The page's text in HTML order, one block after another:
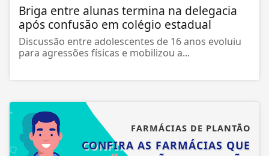
Briga entre alunas termina na delegacia
após confusão em colégio estadual
Discussão entre adolescentes de 16 anos evoluiu
para agressões físicas e mobilizou a...
FARMÁCIAS DE PLANTÃO
CONFIRA AS FARMÁCIAS QUE